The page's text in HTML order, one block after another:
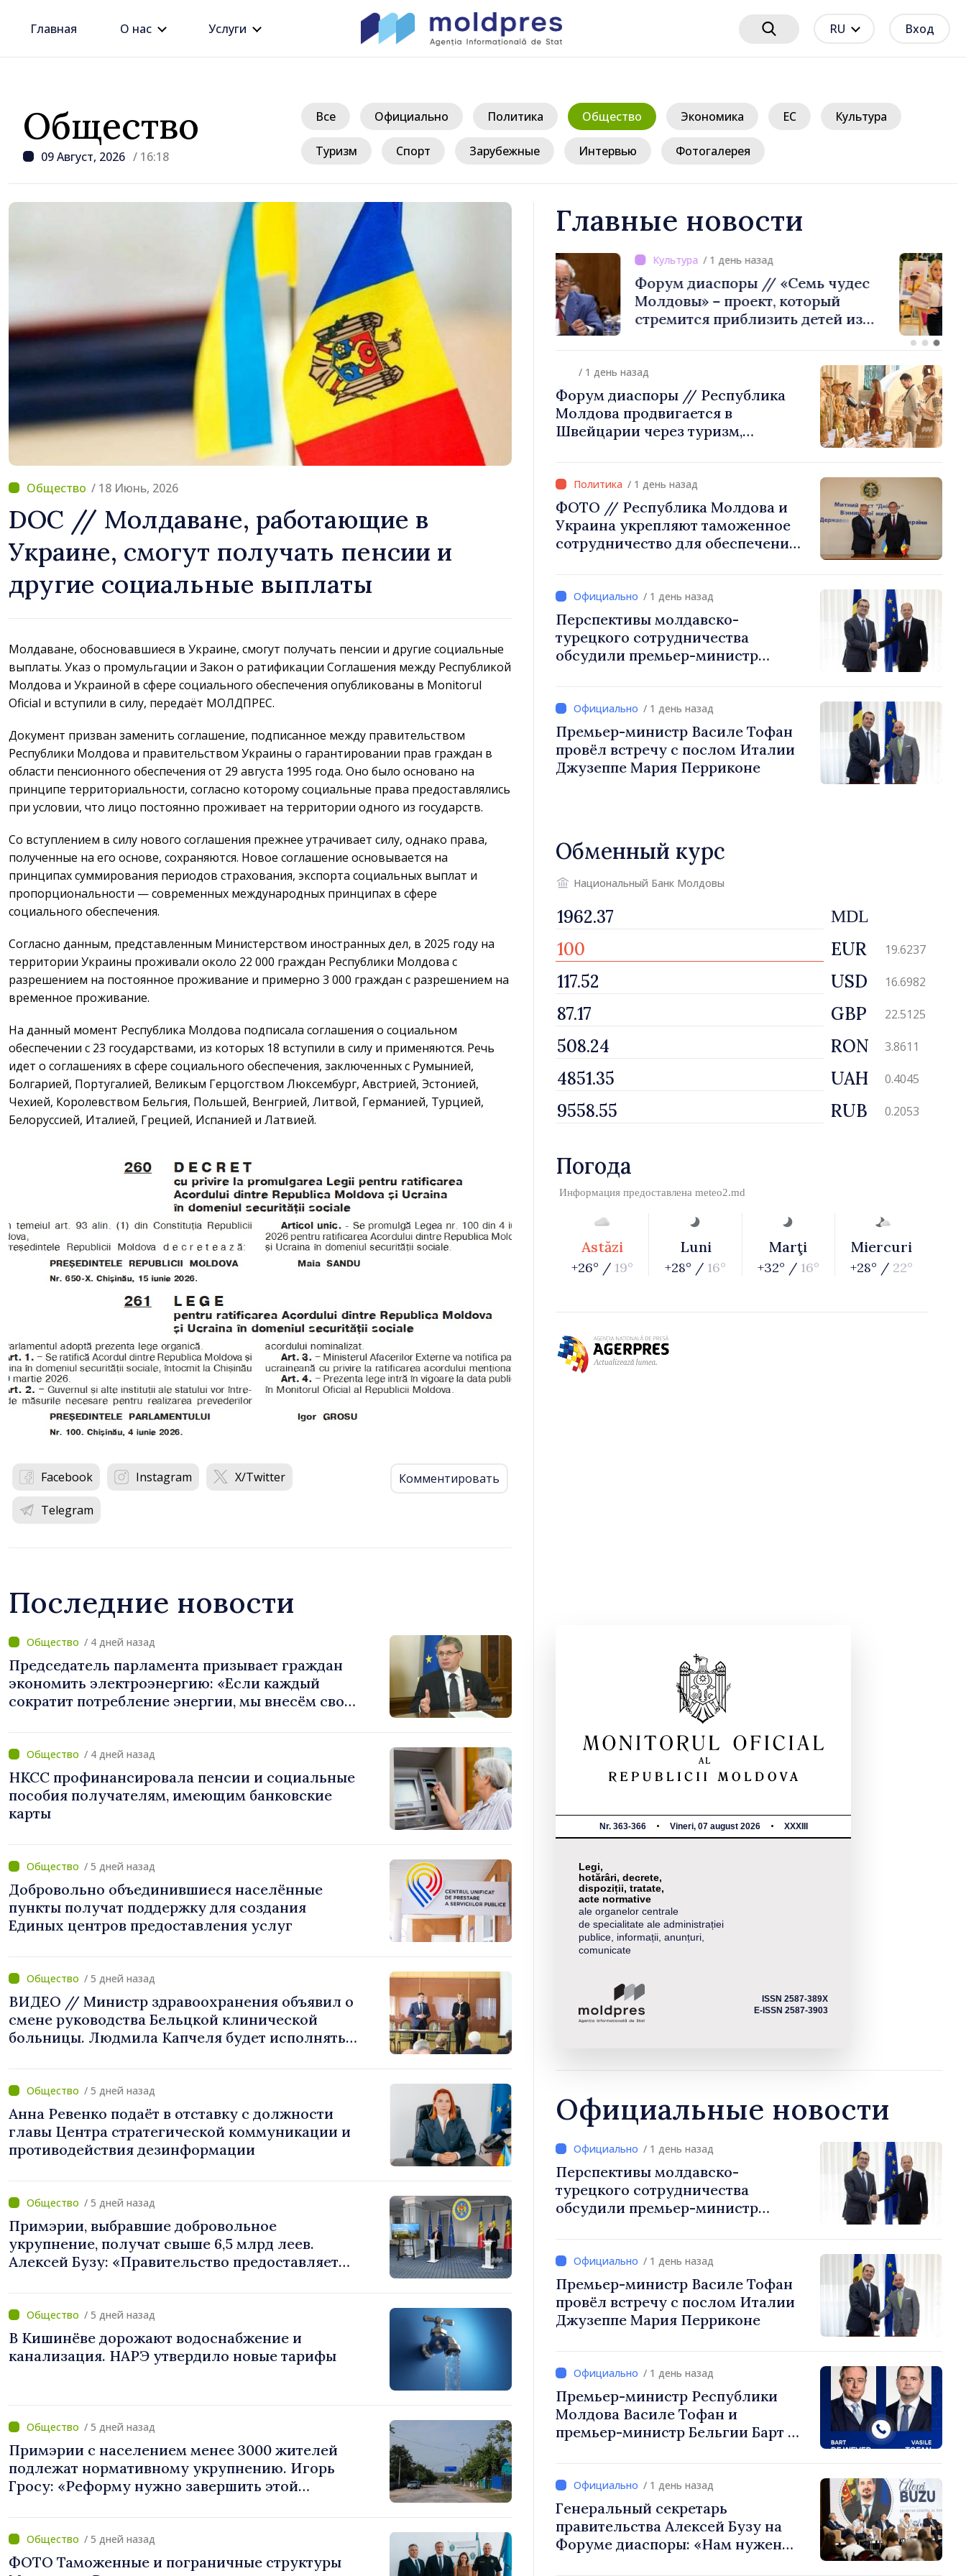
Главная О нас Услуги RU Вход
Общество
09 Август, 2026 / 16:18
Все Официально Политика Общество Экономика ЕС Культура
Туризм Спорт Зарубежные Интервью Фотогалерея
/ 18 Июнь, 2026
DOC // Молдаване, работающие в
Украине, смогут получать пенсии и
другие социальные выплаты
Молдаване, обосновавшиеся в Украине, смогут получать пенсии и другие социальные
выплаты. Указ о промульгации и Закон о ратификации Соглашения между Республикой
Молдова и Украиной в сфере социального обеспечения опубликованы в Monitorul
Oficial и вступили в силу, передаёт МОЛДПРЕС.
Документ призван заменить соглашение, подписанное между правительством
Республики Молдова и правительством Украины о гарантировании прав граждан в
области пенсионного обеспечения от 29 августа 1995 года. Оно было основано на
принципе территориальности, согласно которому социальные права предоставлялись
при условии, что лицо постоянно проживает на территории одного из государств.
Со вступлением в силу нового соглашения прежнее утрачивает силу, однако права,
полученные на его основе, сохраняются. Новое соглашение основывается на
принципах суммирования периодов страхования, экспорта социальных выплат и
пропорциональности — современных международных принципах в сфере
социального обеспечения.
Согласно данным, представленным Министерством иностранных дел, в 2025 году на
территории Украины проживали около 22 000 граждан Республики Молдова с
разрешением на постоянное проживание и примерно 3 000 граждан с разрешением на
временное проживание.
На данный момент Республика Молдова подписала соглашения о социальном
обеспечении с 23 государствами, из которых 18 вступили в силу и применяются. Речь
идет о соглашениях в сфере социального обеспечения, заключенных с Румынией,
Болгарией, Португалией, Великым Герцогством Люксембург, Австрией, Эстонией,
Чехией, Королевством Бельгия, Польшей, Венгрией, Литвой, Германией, Турцией,
Белоруссией, Италией, Грецией, Испанией и Латвией.
Facebook Instagram X/Twitter
Telegram
Комментировать
Последние новости
/ 4 дней назад
Председатель парламента призывает граждан
экономить электроэнергию: «Если каждый
сократит потребление энергии, мы внесём свой
/ 4 дней назад
НКСС профинансировала пенсии и социальные
пособия получателям, имеющим банковские
карты
/ 5 дней назад
Добровольно объединившиеся населённые
пункты получат поддержку для создания
Единых центров предоставления услуг
/ 5 дней назад
ВИДЕО // Министр здравоохранения объявил о
смене руководства Бельцкой клинической
больницы. Людмила Капчеля будет исполнять
/ 5 дней назад
Анна Ревенко подаёт в отставку с должности
главы Центра стратегической коммуникации и
противодействия дезинформации
/ 5 дней назад
Примэрии, выбравшие добровольное
укрупнение, получат свыше 6,5 млрд леев.
Алексей Бузу: «Правительство предоставляет
инвестиционный пакет»
/ 5 дней назад
В Кишинёве дорожают водоснабжение и
канализация. НАРЭ утвердило новые тарифы
/ 5 дней назад
Примэрии с населением менее 3000 жителей
подлежат нормативному укрупнению. Игорь
Гросу: «Реформу нужно завершить этой
/ 5 дней назад
ФОТО Таможенные и пограничные структуры
Главные новости
/ 1 день назад
Джозеф Беркхалтер утверждён
Сенатом США в должности
будущего посла в Республике
Молдова
/ 1 день назад
Форум диаспоры // «Семь чудес
Молдовы» – проект, который
стремится приблизить детей из
диаспоры к стране их
/ 1 день назад
Форум диаспоры // Республика
Молдова продвигается в
Швейцарии через туризм,
/ 1 день назад
ФОТО // Республика Молдова и
Украина укрепляют таможенное
сотрудничество для обеспечения
в Могилёв-Подольском
/ 1 день назад
Перспективы молдавско-
турецкого сотрудничества
обсудили премьер-министр
/ 1 день назад
Премьер-министр Василе Тофан
провёл встречу с послом Италии
Джузеппе Мария Перриконе
Обменный курс
Национальный Банк Молдовы
MDL
EUR 19.6237
USD 16.6982
GBP 22.5125
RON 3.8611
UAH 0.4045
RUB 0.2053
Погода
Информация предоставлена meteo2.md
Astăzi
+26° / 19°
Luni
+28° / 16°
Marţi
+32° / 16°
Miercuri
+28° / 22°
Nr. 363-366 Vineri, 07 august 2026 XXXIII
Legi,
hotărâri, decrete,
dispoziții, tratate,
acte normative
ale organelor centrale
de specialitate ale administrației
publice, informații, anunțuri,
comunicate
ISSN 2587-389X
E-ISSN 2587-3903
Официальные новости
/ 1 день назад
Перспективы молдавско-
турецкого сотрудничества
обсудили премьер-министр
/ 1 день назад
Премьер-министр Василе Тофан
провёл встречу с послом Италии
Джузеппе Мария Перриконе
/ 1 день назад
Премьер-министр Республики
Молдова Василе Тофан и
премьер-министр Бельгии Барт де
/ 1 день назад
Генеральный секретарь
правительства Алексей Бузу на
Форуме диаспоры: «Нам нужен